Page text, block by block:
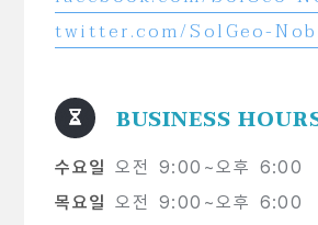
twitter.com/SolGeo-
BUSINESS
수요일 오전 9:00~오후 6:00
목요일 오전 9:00~오후 6:00